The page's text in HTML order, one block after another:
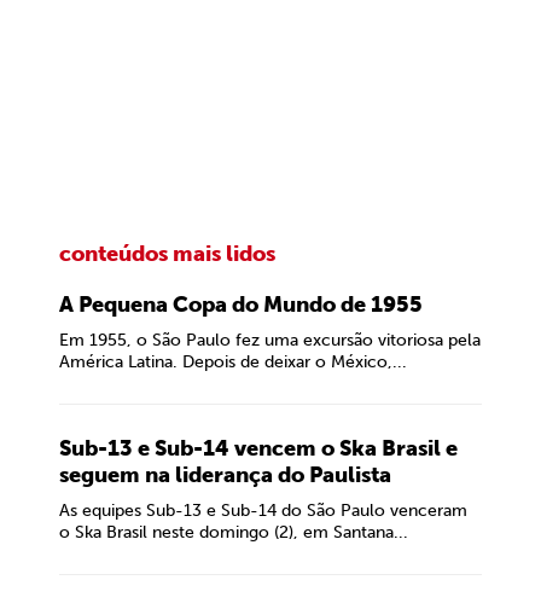
conteúdos mais lidos
A Pequena Copa do Mundo de 1955
Em 1955, o São Paulo fez uma excursão vitoriosa pela
América Latina. Depois de deixar o México,...
Sub-13 e Sub-14 vencem o Ska Brasil e
seguem na liderança do Paulista
As equipes Sub-13 e Sub-14 do São Paulo venceram
o Ska Brasil neste domingo (2), em Santana...